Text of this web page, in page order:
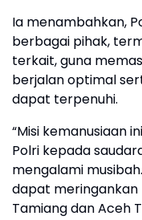
Ia menambahkan,
berbagai pihak,
terkait, guna
berjalan optimal
dapat terpenuhi.
“Misi kemanusiaan
Polri kepada
mengalami
dapat
Tamiang dan Aceh